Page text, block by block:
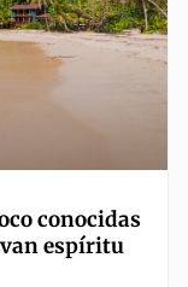
conocidas
espíritu